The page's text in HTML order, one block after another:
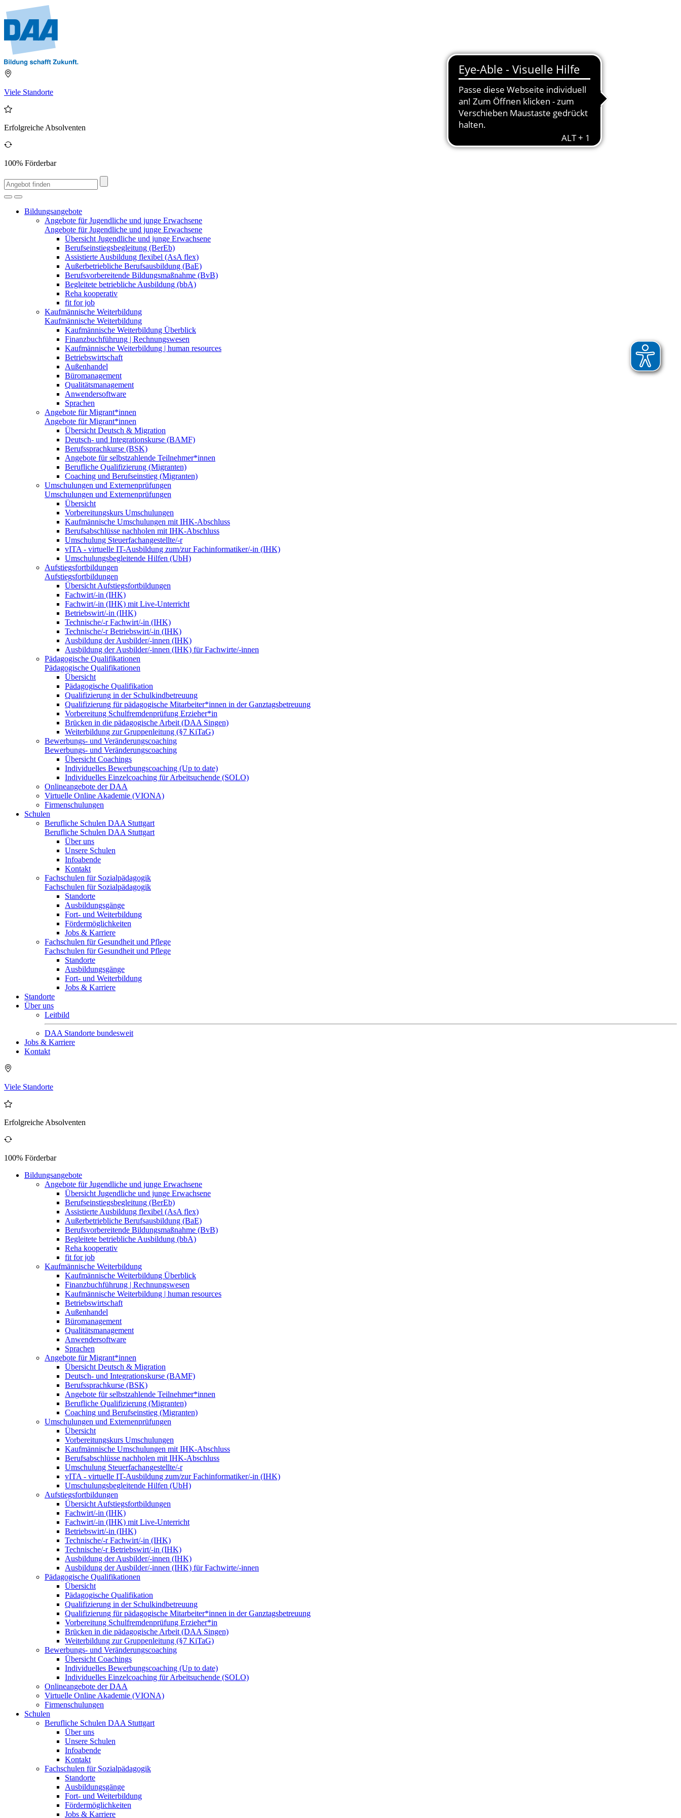
Viele Standorte
Erfolgreiche Absolventen
100% Förderbar
Bildungsangebote
Angebote für Jugendliche und junge Erwachsene
Angebote für Jugendliche und junge Erwachsene
Übersicht Jugendliche und junge Erwachsene
Berufseinstiegsbegleitung (BerEb)
Assistierte Ausbildung flexibel (AsA flex)
Außerbetriebliche Berufsausbildung (BaE)
Berufsvorbereitende Bildungsmaßnahme (BvB)
Begleitete betriebliche Ausbildung (bbA)
Reha kooperativ
fit for job
Kaufmännische Weiterbildung
Kaufmännische Weiterbildung
Kaufmännische Weiterbildung Überblick
Finanzbuchführung | Rechnungswesen
Kaufmännische Weiterbildung | human resources
Betriebswirtschaft
Außenhandel
Büromanagement
Qualitätsmanagement
Anwendersoftware
Sprachen
Angebote für Migrant*innen
Angebote für Migrant*innen
Übersicht Deutsch & Migration
Deutsch- und Integrationskurse (BAMF)
Berufssprachkurse (BSK)
Angebote für selbstzahlende Teilnehmer*innen
Berufliche Qualifizierung (Migranten)
Coaching und Berufseinstieg (Migranten)
Umschulungen und Externenprüfungen
Umschulungen und Externenprüfungen
Übersicht
Vorbereitungskurs Umschulungen
Kaufmännische Umschulungen mit IHK-Abschluss
Berufsabschlüsse nachholen mit IHK-Abschluss
Umschulung Steuerfachangestellte/-r
vITA - virtuelle IT-Ausbildung zum/zur Fachinformatiker/-in (IHK)
Umschulungsbegleitende Hilfen (UbH)
Aufstiegsfortbildungen
Aufstiegsfortbildungen
Übersicht Aufstiegsfortbildungen
Fachwirt/-in (IHK)
Fachwirt/-in (IHK) mit Live-Unterricht
Betriebswirt/-in (IHK)
Technische/-r Fachwirt/-in (IHK)
Technische/-r Betriebswirt/-in (IHK)
Ausbildung der Ausbilder/-innen (IHK)
Ausbildung der Ausbilder/-innen (IHK) für Fachwirte/-innen
Pädagogische Qualifikationen
Pädagogische Qualifikationen
Übersicht
Pädagogische Qualifikation
Qualifizierung in der Schulkindbetreuung
Qualifizierung für pädagogische Mitarbeiter*innen in der Ganztagsbetreuung
Vorbereitung Schulfremdenprüfung Erzieher*in
Brücken in die pädagogische Arbeit (DAA Singen)
Weiterbildung zur Gruppenleitung (§7 KiTaG)
Bewerbungs- und Veränderungscoaching
Bewerbungs- und Veränderungscoaching
Übersicht Coachings
Individuelles Bewerbungscoaching (Up to date)
Individuelles Einzelcoaching für Arbeitsuchende (SOLO)
Onlineangebote der DAA
Virtuelle Online Akademie (VIONA)
Firmenschulungen
Schulen
Berufliche Schulen DAA Stuttgart
Berufliche Schulen DAA Stuttgart
Über uns
Unsere Schulen
Infoabende
Kontakt
Fachschulen für Sozialpädagogik
Fachschulen für Sozialpädagogik
Standorte
Ausbildungsgänge
Fort- und Weiterbildung
Fördermöglichkeiten
Jobs & Karriere
Fachschulen für Gesundheit und Pflege
Fachschulen für Gesundheit und Pflege
Standorte
Ausbildungsgänge
Fort- und Weiterbildung
Jobs & Karriere
Standorte
Über uns
Leitbild
DAA Standorte bundesweit
Jobs & Karriere
Kontakt
Viele Standorte
Erfolgreiche Absolventen
100% Förderbar
Bildungsangebote
Angebote für Jugendliche und junge Erwachsene
Übersicht Jugendliche und junge Erwachsene
Berufseinstiegsbegleitung (BerEb)
Assistierte Ausbildung flexibel (AsA flex)
Außerbetriebliche Berufsausbildung (BaE)
Berufsvorbereitende Bildungsmaßnahme (BvB)
Begleitete betriebliche Ausbildung (bbA)
Reha kooperativ
fit for job
Kaufmännische Weiterbildung
Kaufmännische Weiterbildung Überblick
Finanzbuchführung | Rechnungswesen
Kaufmännische Weiterbildung | human resources
Betriebswirtschaft
Außenhandel
Büromanagement
Qualitätsmanagement
Anwendersoftware
Sprachen
Angebote für Migrant*innen
Übersicht Deutsch & Migration
Deutsch- und Integrationskurse (BAMF)
Berufssprachkurse (BSK)
Angebote für selbstzahlende Teilnehmer*innen
Berufliche Qualifizierung (Migranten)
Coaching und Berufseinstieg (Migranten)
Umschulungen und Externenprüfungen
Übersicht
Vorbereitungskurs Umschulungen
Kaufmännische Umschulungen mit IHK-Abschluss
Berufsabschlüsse nachholen mit IHK-Abschluss
Umschulung Steuerfachangestellte/-r
vITA - virtuelle IT-Ausbildung zum/zur Fachinformatiker/-in (IHK)
Umschulungsbegleitende Hilfen (UbH)
Aufstiegsfortbildungen
Übersicht Aufstiegsfortbildungen
Fachwirt/-in (IHK)
Fachwirt/-in (IHK) mit Live-Unterricht
Betriebswirt/-in (IHK)
Technische/-r Fachwirt/-in (IHK)
Technische/-r Betriebswirt/-in (IHK)
Ausbildung der Ausbilder/-innen (IHK)
Ausbildung der Ausbilder/-innen (IHK) für Fachwirte/-innen
Pädagogische Qualifikationen
Übersicht
Pädagogische Qualifikation
Qualifizierung in der Schulkindbetreuung
Qualifizierung für pädagogische Mitarbeiter*innen in der Ganztagsbetreuung
Vorbereitung Schulfremdenprüfung Erzieher*in
Brücken in die pädagogische Arbeit (DAA Singen)
Weiterbildung zur Gruppenleitung (§7 KiTaG)
Bewerbungs- und Veränderungscoaching
Übersicht Coachings
Individuelles Bewerbungscoaching (Up to date)
Individuelles Einzelcoaching für Arbeitsuchende (SOLO)
Onlineangebote der DAA
Virtuelle Online Akademie (VIONA)
Firmenschulungen
Schulen
Berufliche Schulen DAA Stuttgart
Über uns
Unsere Schulen
Infoabende
Kontakt
Fachschulen für Sozialpädagogik
Standorte
Ausbildungsgänge
Fort- und Weiterbildung
Fördermöglichkeiten
Jobs & Karriere